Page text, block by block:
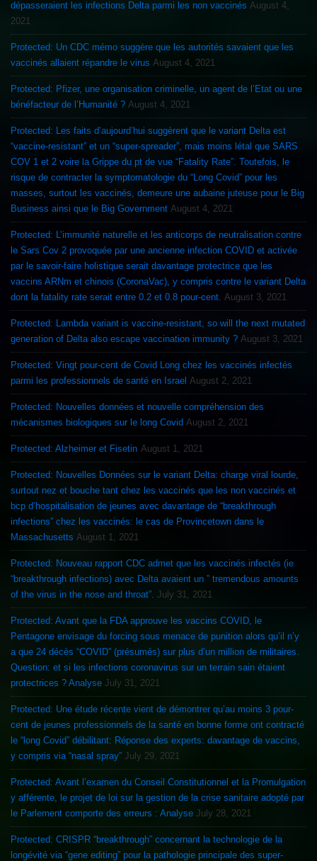
dépasseraient les infections Delta parmi les non vaccinés August 4,
2021
Protected: Un CDC mémo suggère que les autorités savaient que les
vaccinés allaient répandre le virus August 4, 2021
Protected: Pfizer, une organisation criminelle, un agent de l’Etat ou une
bénéfacteur de l’Humanité ? August 4, 2021
Protected: Les faits d’aujourd’hui suggèrent que le variant Delta est
“vaccine-resistant” et un “super-spreader”, mais moins létal que SARS
COV 1 et 2 voire la Grippe du pt de vue “Fatality Rate”. Toutefois, le
risque de contracter la symptomatologie du “Long Covid” pour les
masses, surtout les vaccinés, demeure une aubaine juteuse pour le Big
Business ainsi que le Big Government August 4, 2021
Protected: L’immunité naturelle et les anticorps de neutralisation contre
le Sars Cov 2 provoquée par une ancienne infection COVID et activée
par le savoir-faire holistique serait davantage protectrice que les
vaccins ARNm et chinois (CoronaVac), y compris contre le variant Delta
dont la fatality rate serait entre 0.2 et 0.8 pour-cent. August 3, 2021
Protected: Lambda variant is vaccine-resistant, so will the next mutated
generation of Delta also escape vaccination immunity ? August 3, 2021
Protected: Vingt pour-cent de Covid Long chez les vaccinés infectés
parmi les professionnels de santé en Israel August 2, 2021
Protected: Nouvelles données et nouvelle compréhension des
mécanismes biologiques sur le long Covid August 2, 2021
Protected: Alzheimer et Fisetin August 1, 2021
Protected: Nouvelles Données sur le variant Delta: charge viral lourde,
surtout nez et bouche tant chez les vaccinés que les non vaccinés et
bcp d’hospitalisation de jeunes avec davantage de “breakthrough
infections” chez les vaccinés: le cas de Provincetown dans le
Massachusetts August 1, 2021
Protected: Nouveau rapport CDC admet que les vaccinés infectés (ie
“breakthrough infections) avec Delta avaient un ” tremendous amounts
of the virus in the nose and throat”. July 31, 2021
Protected: Avant que la FDA approuve les vaccins COVID, le
Pentagone envisage du forcing sous menace de punition alors qu’il n’y
a que 24 décès “COVID” (présumés) sur plus d’un million de militaires.
Question: et si les infections coronavirus sur un terrain sain étaient
protectrices ? Analyse July 31, 2021
Protected: Une étude récente vient de démontrer qu’au moins 3 pour-
cent de jeunes professionnels de la santé en bonne forme ont contracté
le “long Covid” débilitant: Réponse des experts: davantage de vaccins,
y compris via “nasal spray” July 29, 2021
Protected: Avant l’examen du Conseil Constitutionnel et la Promulgation
y afférente, le projet de loi sur la gestion de la crise sanitaire adopté par
le Parlement comporte des erreurs : Analyse July 28, 2021
Protected: CRISPR “breakthrough” concernant la technologie de la
longévité via “gene editing” pour la pathologie principale des super-